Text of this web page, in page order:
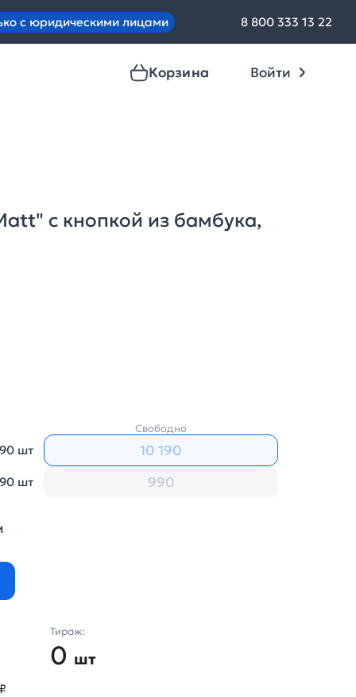
с юридическими лицами 8 800 333 13 22
Корзина Войти
с кнопкой из бамбука,
шт
шт
Свободно
Тираж:
0 шт